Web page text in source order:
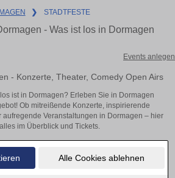
Alle Cookies ablehnen
❯ STADTFESTE
- Was ist los in Dormagen
Events anlegen
- Konzerte, Theater, Comedy Open Airs
ist in Dormagen? Erleben Sie in Dormagen
Ob mitreißende Konzerte, inspirierende
Veranstaltungen in Dormagen – hier
im Überblick und Tickets.